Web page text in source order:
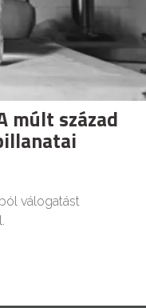
múlt század
válogatást